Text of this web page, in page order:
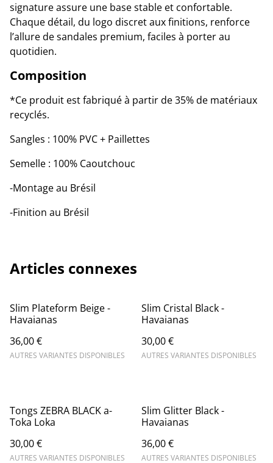
signature assure une base stable et confortable.
Chaque détail, du logo discret aux finitions, renforce
l’allure de sandales premium, faciles à porter au
quotidien.
Composition
*Ce produit est fabriqué à partir de 35% de matériaux
recyclés.
Sangles : 100% PVC + Paillettes
Semelle : 100% Caoutchouc
-Montage au Brésil
-Finition au Brésil
Articles connexes
Slim Plateform Beige -
Havaianas
36,00 €
AUTRES VARIANTES DISPONIBLES
Slim Cristal Black -
Havaianas
30,00 €
AUTRES VARIANTES DISPONIBLES
Tongs ZEBRA BLACK a-
Toka Loka
30,00 €
AUTRES VARIANTES DISPONIBLES
Slim Glitter Black -
Havaianas
36,00 €
AUTRES VARIANTES DISPONIBLES